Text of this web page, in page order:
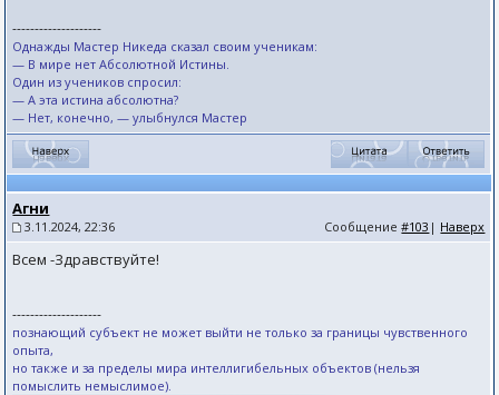
--------------------
Однажды Мастер Никеда сказал своим ученикам:
— В мире нет Абсолютной Истины.
Один из учеников спросил:
— А эта истина абсолютна?
— Нет, конечно, — улыбнулся Мастер
Агни
3.11.2024, 22:36 Сообщение#103 | Наверх
Всем -Здравствуйте!
--------------------
познающий субъект не может выйти не только за границы чувственного
опыта,
но также и за пределы мира интеллигибельных объектов (нельзя
помыслить немыслимое).